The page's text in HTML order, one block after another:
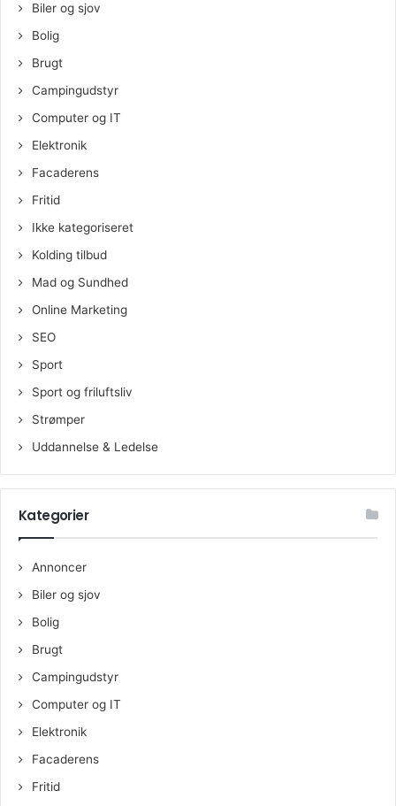
Biler og sjov
Bolig
Brugt
Campingudstyr
Computer og IT
Elektronik
Facaderens
Fritid
Ikke kategoriseret
Kolding tilbud
Mad og Sundhed
Online Marketing
SEO
Sport
Sport og friluftsliv
Strømper
Uddannelse & Ledelse
Kategorier
Annoncer
Biler og sjov
Bolig
Brugt
Campingudstyr
Computer og IT
Elektronik
Facaderens
Fritid